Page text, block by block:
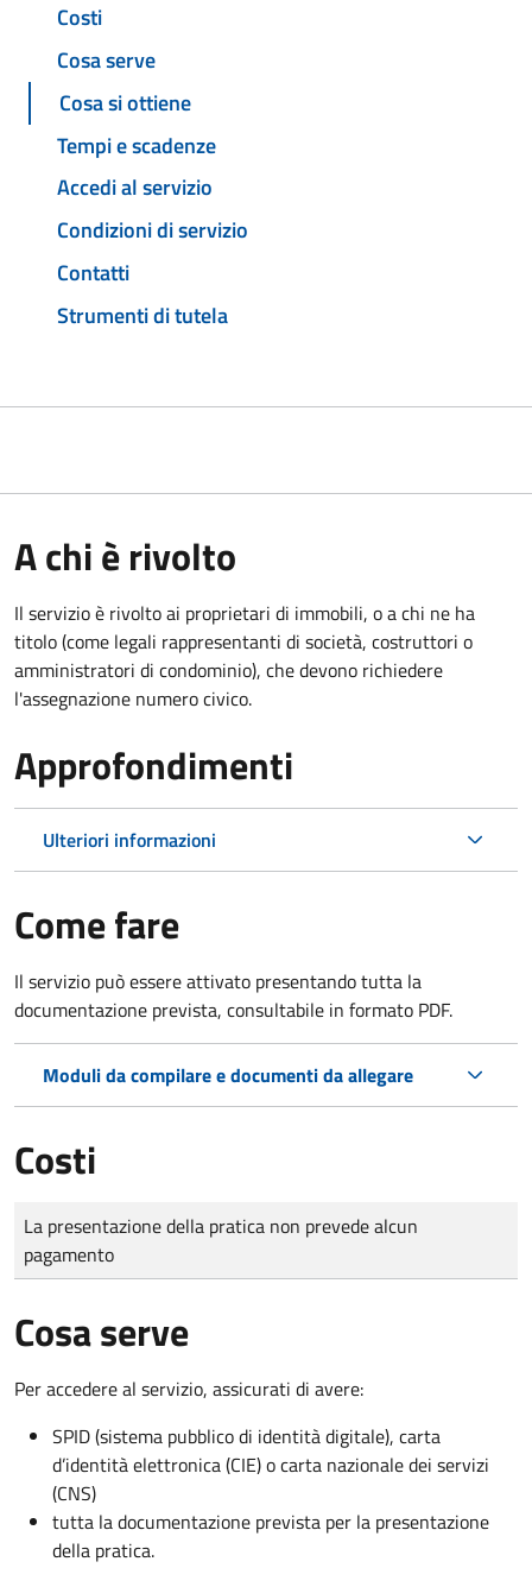
Costi
Cosa serve
Cosa si ottiene
Tempi e scadenze
Accedi al servizio
Condizioni di servizio
Contatti
Strumenti di tutela
A chi è rivolto
Il servizio è rivolto ai proprietari di immobili, o a chi ne ha
titolo (come legali rappresentanti di società, costruttori o
amministratori di condominio), che devono richiedere
l'assegnazione numero civico.
Approfondimenti
Ulteriori informazioni
Come fare
Il servizio può essere attivato presentando tutta la
documentazione prevista, consultabile in formato PDF.
Moduli da compilare e documenti da allegare
Costi
Tipo di pagamento
Importo
La presentazione della pratica non prevede alcun
pagamento
Cosa serve
Per accedere al servizio, assicurati di avere:
SPID (sistema pubblico di identità digitale), carta
d’identità elettronica (CIE) o carta nazionale dei servizi
(CNS)
tutta la documentazione prevista per la presentazione
della pratica.